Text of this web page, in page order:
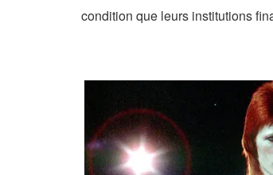
condition que leurs institutions